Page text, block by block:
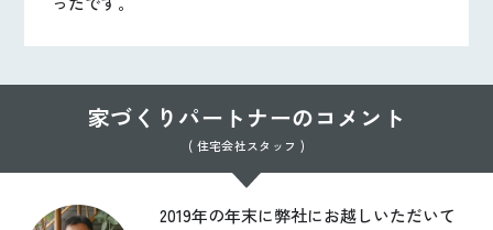
家づくりパートナーのコメント
( 住宅会社スタッフ )
2019年の年末に弊社にお越しいただいて